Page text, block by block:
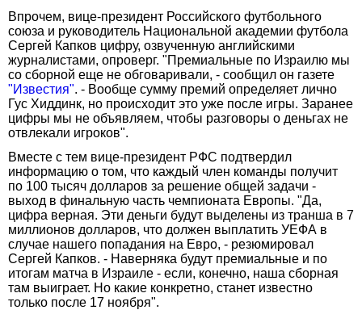
Впрочем, вице-президент Российского футбольного
союза и руководитель Национальной академии футбола
Сергей Капков цифру, озвученную английскими
журналистами, опроверг. "Премиальные по Израилю мы
со сборной еще не обговаривали, - сообщил он газете
"Известия". - Вообще сумму премий определяет лично
Гус Хиддинк, но происходит это уже после игры. Заранее
цифры мы не объявляем, чтобы разговоры о деньгах не
отвлекали игроков".
Вместе с тем вице-президент РФС подтвердил
информацию о том, что каждый член команды получит
по 100 тысяч долларов за решение общей задачи -
выход в финальную часть чемпионата Европы. "Да,
цифра верная. Эти деньги будут выделены из транша в 7
миллионов долларов, что должен выплатить УЕФА в
случае нашего попадания на Евро, - резюмировал
Сергей Капков. - Наверняка будут премиальные и по
итогам матча в Израиле - если, конечно, наша сборная
там выиграет. Но какие конкретно, станет известно
только после 17 ноября".